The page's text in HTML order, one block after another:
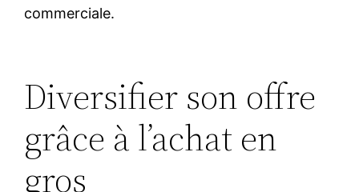
commerciale.
Diversifier son offre
grâce à l’achat en
gros